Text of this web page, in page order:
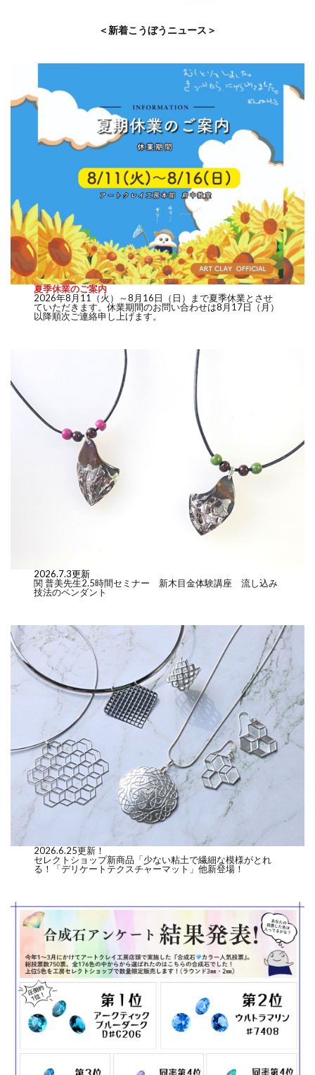
＜新着こうぼうニュース＞
夏季休業のご案内
2026年8月11（火）～8月16日（日）まで夏季休業とさせ
ていただきます。休業期間のお問い合わせは8月17日（月）
以降順次ご連絡申し上げます。
2026.7.3更新
関 普美先生2.5時間セミナー 新木目金体験講座 流し込み
技法のペンダント
2026.6.25更新！
セレクトショップ新商品「少ない粘土で繊細な模様がとれ
る！「デリケートテクスチャーマット」他新登場！